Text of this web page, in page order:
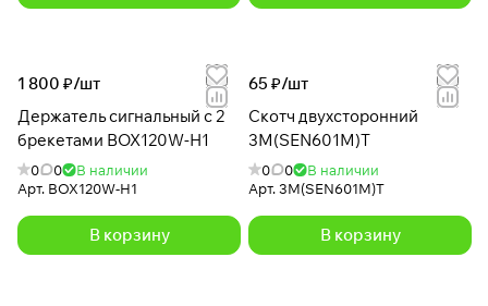
1 800 ₽/шт
Держатель сигнальный с 2
брекетами BOX120W-H1
0 0
В наличии
Арт. BOX120W-H1
В корзину
65 ₽/шт
Скотч двухсторонний
3M(SEN601M)T
0 0
В наличии
Арт.3M(SEN601M)T
В корзину